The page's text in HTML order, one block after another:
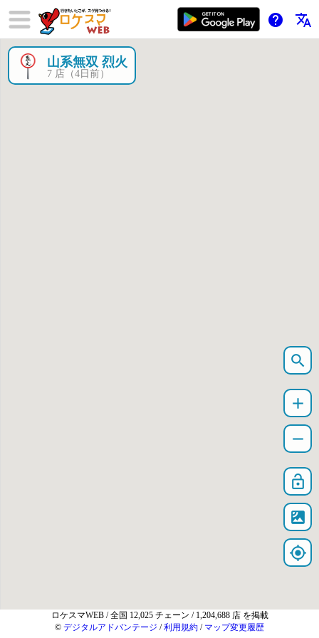
help translate
山系無双 烈火
7 店（4日前）
search
add
remove
lock_open
satellite
my_location
ロケスマWEB / 全国 12,025 チェーン / 1,204,688 店 を掲載
© デジタルアドバンテージ /利用規約 / マップ変更履歴